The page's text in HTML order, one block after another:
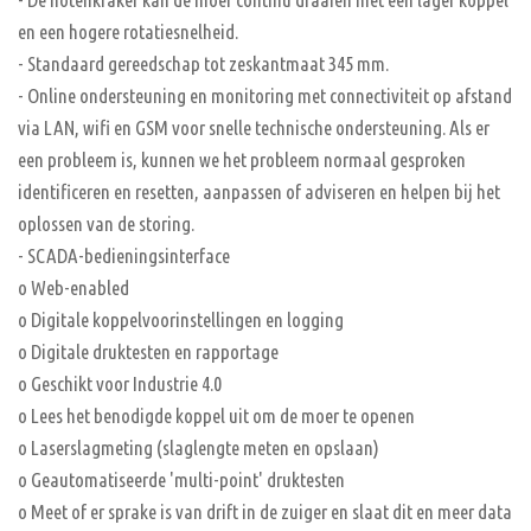
en een hogere rotatiesnelheid.
- Standaard gereedschap tot zeskantmaat 345 mm.
- Online ondersteuning en monitoring met connectiviteit op afstand
via LAN, wifi en GSM voor snelle technische ondersteuning. Als er
een probleem is, kunnen we het probleem normaal gesproken
identificeren en resetten, aanpassen of adviseren en helpen bij het
oplossen van de storing.
- SCADA-bedieningsinterface
o Web-enabled
o Digitale koppelvoorinstellingen en logging
o Digitale druktesten en rapportage
o Geschikt voor Industrie 4.0
o Lees het benodigde koppel uit om de moer te openen
o Laserslagmeting (slaglengte meten en opslaan)
o Geautomatiseerde 'multi-point' druktesten
o Meet of er sprake is van drift in de zuiger en slaat dit en meer data